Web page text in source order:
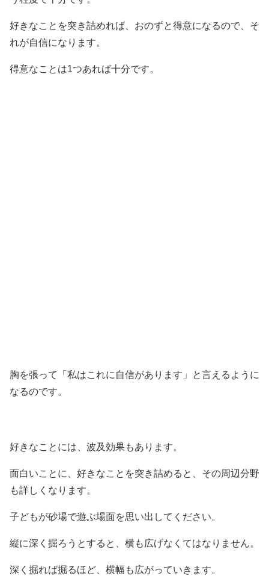
好きなことを突き詰めれば、おのずと得意になるので、そ
れが自信になります。
得意なことは1つあれば十分です。
胸を張って「私はこれに自信があります」と言えるように
なるのです。
好きなことには、波及効果もあります。
面白いことに、好きなことを突き詰めると、その周辺分野
も詳しくなります。
子どもが砂場で遊ぶ場面を思い出してください。
縦に深く掘ろうとすると、横も広げなくてはなりません。
深く掘れば掘るほど、横幅も広がっていきます。